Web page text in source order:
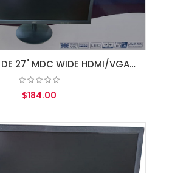
MONITOR LED DE 27" MDC WIDE HDMI/VGA/SPK BLACK
$184.00
AL CARRITO